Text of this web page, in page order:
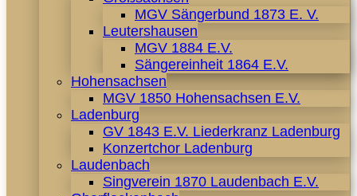
MGV Sängerbund 1873 E. V.
Leutershausen
MGV 1884 E.V.
Sängereinheit 1864 E.V.
Hohensachsen
MGV 1850 Hohensachsen E.V.
Ladenburg
GV 1843 E.V. Liederkranz Ladenburg
Konzertchor Ladenburg
Laudenbach
Singverein 1870 Laudenbach E.V.